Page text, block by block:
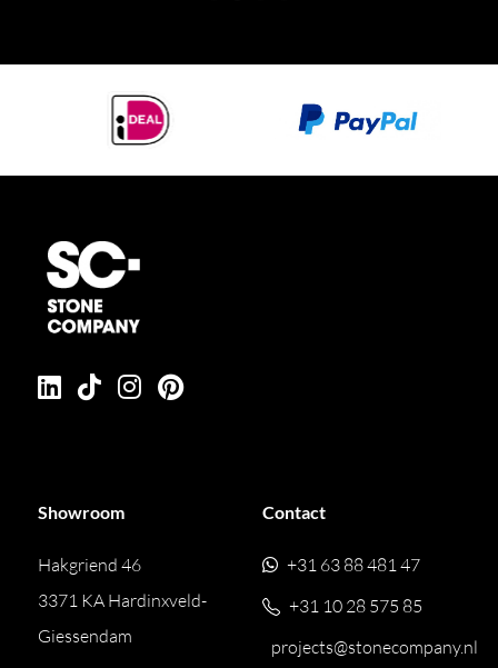
Showroom
Hakgriend 46
3371 KA Hardinxveld-
Giessendam
Contact
+31 63 88 481 47
+31 10 28 575 85
projects@stonecompany.nl